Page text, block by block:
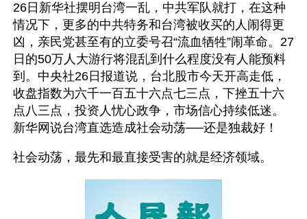
26日新华社摆明台湾一乱，中共军队就打，在这种
情况下，更多的中共特务和台湾被收买的人闹得更
凶，亲民党甚至有的立委号召“流血牺牲”闹革命。27
日的50万人大游行将混乱到什么程度没有人能预料
到。中央社26日报道说，台北股市今天开高走低，
收盘指数为六千一百五十六点七三点，下挫五十六
点八三点，投资人忧心政争，市场信心持续低迷。
新华网说台湾直选造成社会动荡──还是独裁好！
社会动荡，最先和最直接受害的就是经济领域。